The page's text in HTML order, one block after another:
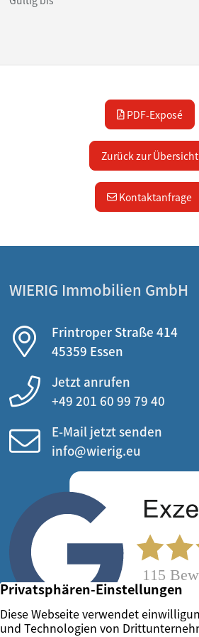
PDF-Exposé
Zurück zur Übersicht
Kontaktanfrage
WIERIG Immobilien GmbH
Frintroper Straße 414
45359 Essen
Jetzt anrufen
+49 201 60 99 79 40
E-Mail jetzt senden
info@wierig.eu